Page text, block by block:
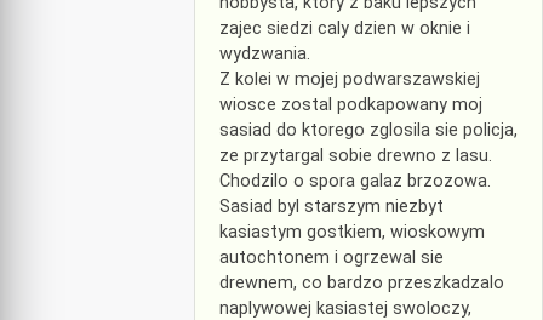
zajec siedzi caly dzien w oknie i
wydzwania.
Z kolei w mojej podwarszawskiej
wiosce zostal podkapowany moj
sasiad do ktorego zglosila sie policja,
ze przytargal sobie drewno z lasu.
Chodzilo o spora galaz brzozowa.
Sasiad byl starszym niezbyt
kasiastym gostkiem, wioskowym
autochtonem i ogrzewal sie
drewnem, co bardzo przeszkadzalo
naplywowej kasiastej swoloczy,